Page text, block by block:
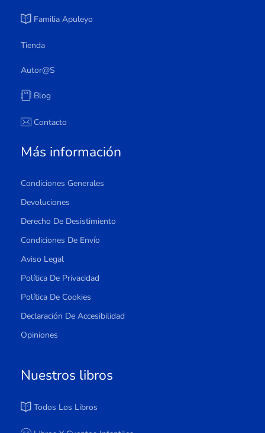
Familia Apuleyo
Tienda
Autor@s
Blog
Contacto
Más información
Condiciones Generales
Devoluciones
Derecho De Desistimiento
Condiciones De Envío
Aviso Legal
Política De Privacidad
Política De Cookies
Declaración De Accesibilidad
Opiniones
Nuestros libros
Todos Los Libros